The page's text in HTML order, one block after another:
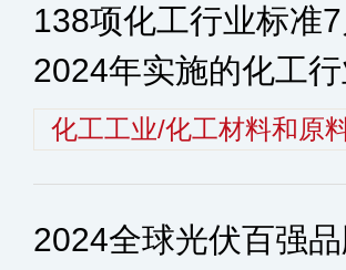
138项化工行业标准
2024年实施的化工
些化工工业/化工材料和原
2024全球光伏百强